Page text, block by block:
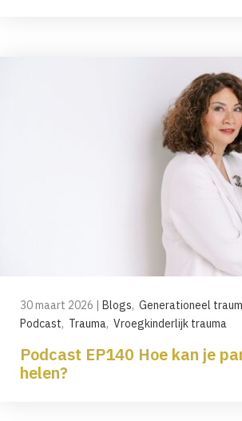
30 maart 2026 Blogs, Generationeel
Podcast, Trauma, Vroegkinderlijk trauma
Podcast EP140 Hoe kan je
helen?